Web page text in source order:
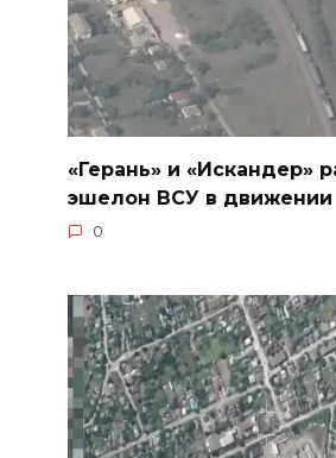
«Герань» и «Искандер»
эшелон ВСУ в движении
0